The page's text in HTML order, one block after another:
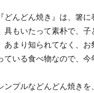
どんどん焼き』は、箸
具もいたって素朴で、
あまり知られてなく、
ている食べ物なので、
ンプルなどんどん焼き